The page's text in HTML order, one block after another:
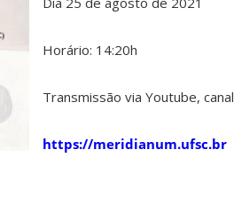
Horário: 14:20h
Transmissão via Youtube, canal
https://meridianum.ufsc.br